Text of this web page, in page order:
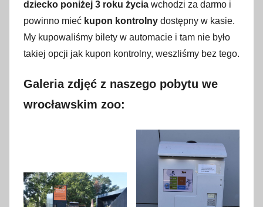
dziecko poniżej 3 roku życia wchodzi za darmo i
powinno mieć kupon kontrolny dostępny w kasie.
My kupowaliśmy bilety w automacie i tam nie było
takiej opcji jak kupon kontrolny, weszliśmy bez tego.
Galeria zdjęć z naszego pobytu we
wrocławskim zoo: